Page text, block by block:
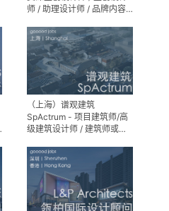
师 / 助理设计师 / 品牌内容
（上海）谱观建筑
SpActrum - 项目建筑师/高
级建筑设计师 / 建筑师或助
媒体助理 / 实习生（建筑设
计/媒体，长期有效）